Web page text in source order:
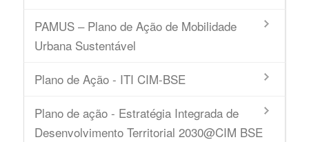
PAMUS – Plano de Ação de Mobilidade
Urbana Sustentável
Plano de Ação - ITI CIM-BSE
Plano de ação - Estratégia Integrada de
Desenvolvimento Territorial 2030@CIM BSE